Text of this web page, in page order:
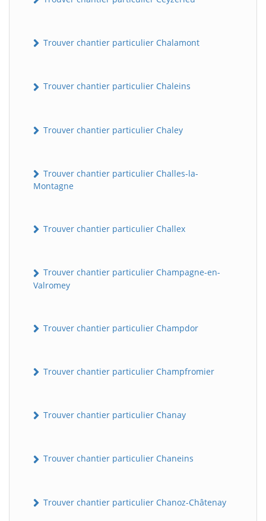
Trouver chantier particulier Chalamont
Trouver chantier particulier Chaleins
Trouver chantier particulier Chaley
Trouver chantier particulier Challes-la-
Montagne
Trouver chantier particulier Challex
Trouver chantier particulier Champagne-en-
Valromey
Trouver chantier particulier Champdor
Trouver chantier particulier Champfromier
Trouver chantier particulier Chanay
Trouver chantier particulier Chaneins
Trouver chantier particulier Chanoz-Châtenay